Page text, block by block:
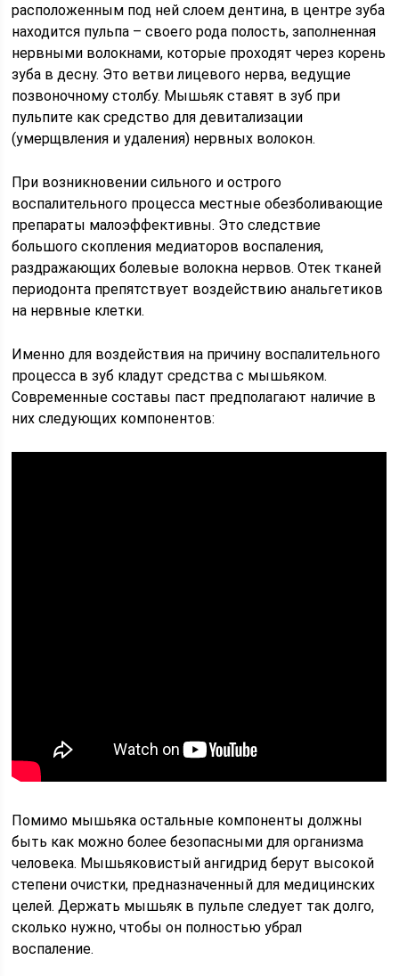
расположенным под ней слоем дентина, в центре зуба
находится пульпа – своего рода полость, заполненная
нервными волокнами, которые проходят через корень
зуба в десну. Это ветви лицевого нерва, ведущие
позвоночному столбу. Мышьяк ставят в зуб при
пульпите как средство для девитализации
(умерщвления и удаления) нервных волокон.
При возникновении сильного и острого
воспалительного процесса местные обезболивающие
препараты малоэффективны. Это следствие
большого скопления медиаторов воспаления,
раздражающих болевые волокна нервов. Отек тканей
периодонта препятствует воздействию анальгетиков
на нервные клетки.
Именно для воздействия на причину воспалительного
процесса в зуб кладут средства с мышьяком.
Современные составы паст предполагают наличие в
них следующих компонентов:
Помимо мышьяка остальные компоненты должны
быть как можно более безопасными для организма
человека. Мышьяковистый ангидрид берут высокой
степени очистки, предназначенный для медицинских
целей. Держать мышьяк в пульпе следует так долго,
сколько нужно, чтобы он полностью убрал
воспаление.